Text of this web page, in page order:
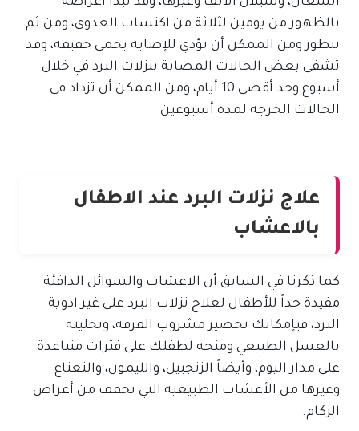
بالظهور من يومين لثلاثة من اكتساب العدوى، ومن ثم
تتطور ومن الممكن أن تؤدي للإصابة بحمى خفيفة، وقد
تشفى بعض الحالات المصابة بنزلات البرد في خلال
أسبوع وحد أقصى 10 أيام، ومن الممكن أن تزداد في
الحالات الحرجة لمدة أسبوعين
علاج نزلات البرد عند الاطفال
بالاعشاب
كما ذكرنا في السابق أن الاعشاب والسوائل الدافئة
مفيدة جداً للأطفال لعلاج نزلات البرد على غير ادوية
البرد، فبإمكانك تحضير مشروب القرفة، وتحليته
بالعسل الطبيعي ومنحه لطفلك على فترات متباعدة
على مدار اليوم، وأيضاً الزنجبيل، والليمون، والنعناع
وغيرها من الأعشاب الطبيعية التي تخفف من أعراض
الزكام.